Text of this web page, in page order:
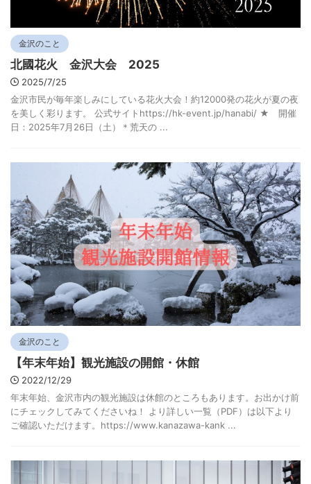
金沢のこと
北國花火 金沢大会 2025
2025/7/25
金沢市民が毎年楽しみにしている花火大会！約12000発の花火が夏の夜
を美しく彩ります。 公式サイトhttps://hk-event.jp/hanabi/ ★ 開催
日：2025年7月26日（土）＊荒天の ...
金沢のこと
【年末年始】観光施設の開館・休館
2022/12/29
年末年始、金沢市内の観光施設は休館のところもあります。お出かけ前
にチェックしてみてくださいね！ より詳しい一覧（PDF）は以下より
ご確認いただけます。https://www.kanazawa-kank ...